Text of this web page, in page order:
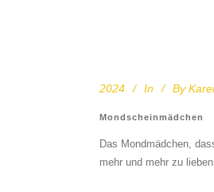
2024 In By
Mondscheinmädchen
Das Mondmädchen,
mehr und mehr zu